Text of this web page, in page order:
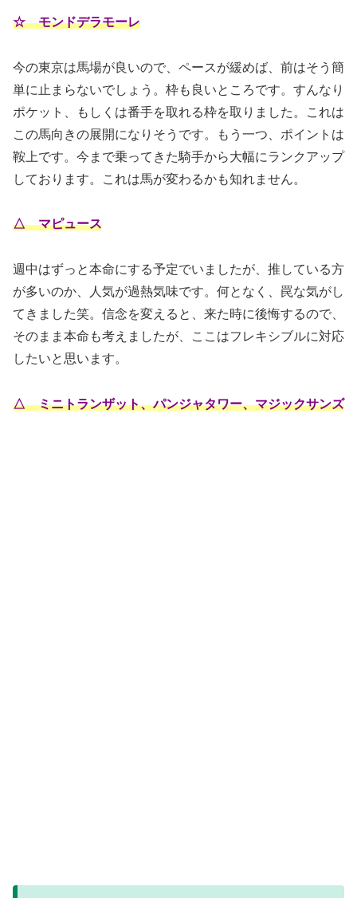
☆ モンドデラモーレ
今の東京は馬場が良いので、ペースが緩めば、前はそう簡
単に止まらないでしょう。枠も良いところです。すんなり
ポケット、もしくは番手を取れる枠を取りました。これは
この馬向きの展開になりそうです。もう一つ、ポイントは
鞍上です。今まで乗ってきた騎手から大幅にランクアップ
しております。これは馬が変わるかも知れません。
△ マピュース
週中はずっと本命にする予定でいましたが、推している方
が多いのか、人気が過熱気味です。何となく、罠な気がし
てきました笑。信念を変えると、来た時に後悔するので、
そのまま本命も考えましたが、ここはフレキシブルに対応
したいと思います。
△ ミニトランザット、パンジャタワー、マジックサンズ